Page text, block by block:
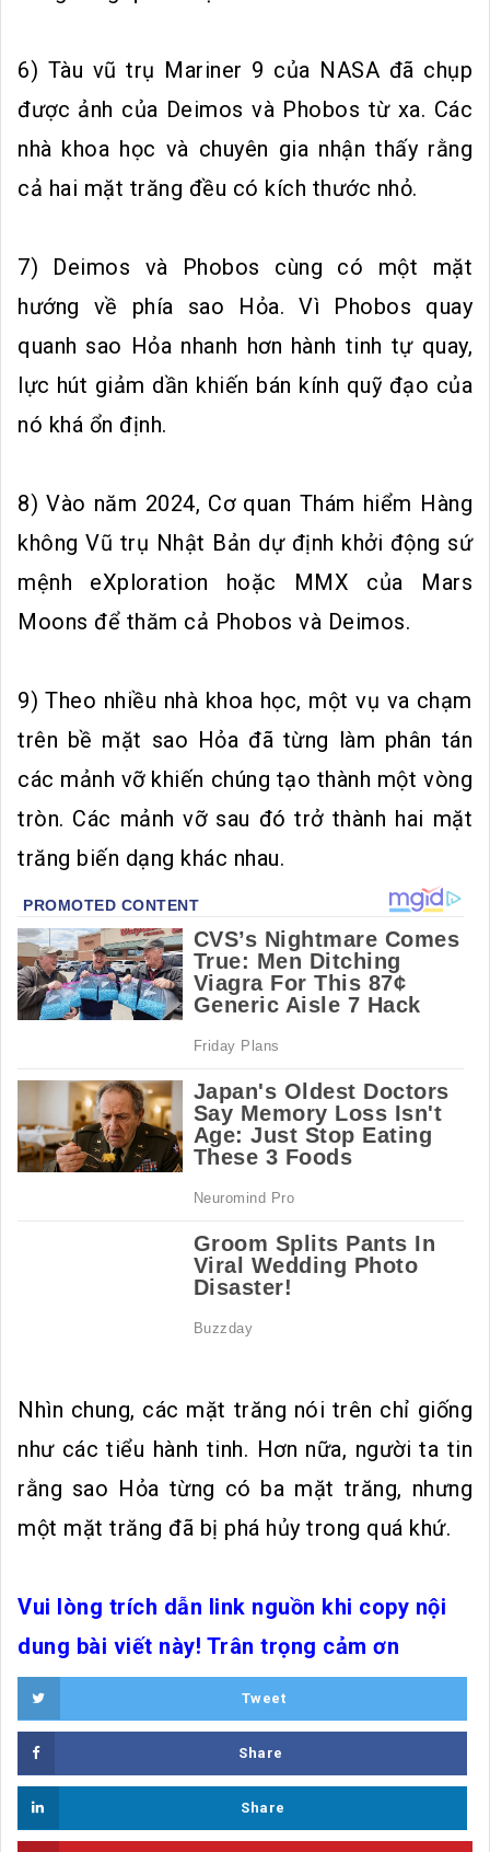
6) Tàu vũ trụ Mariner 9 của NASA đã chụp
được ảnh của Deimos và Phobos từ xa. Các
nhà khoa học và chuyên gia nhận thấy rằng
cả hai mặt trăng đều có kích thước nhỏ.
7) Deimos và Phobos cùng có một mặt
hướng về phía sao Hỏa. Vì Phobos quay
quanh sao Hỏa nhanh hơn hành tinh tự quay,
lực hút giảm dần khiến bán kính quỹ đạo của
nó khá ổn định.
8) Vào năm 2024, Cơ quan Thám hiểm Hàng
không Vũ trụ Nhật Bản dự định khởi động sứ
mệnh eXploration hoặc MMX của Mars
Moons để thăm cả Phobos và Deimos.
9) Theo nhiều nhà khoa học, một vụ va chạm
trên bề mặt sao Hỏa đã từng làm phân tán
các mảnh vỡ khiến chúng tạo thành một vòng
tròn. Các mảnh vỡ sau đó trở thành hai mặt
trăng biến dạng khác nhau.
Nhìn chung, các mặt trăng nói trên chỉ giống
như các tiểu hành tinh. Hơn nữa, người ta tin
rằng sao Hỏa từng có ba mặt trăng, nhưng
một mặt trăng đã bị phá hủy trong quá khứ.
Vui lòng trích dẫn link nguồn khi copy nội
dung bài viết này! Trân trọng cảm ơn
Tweet
Share
Share